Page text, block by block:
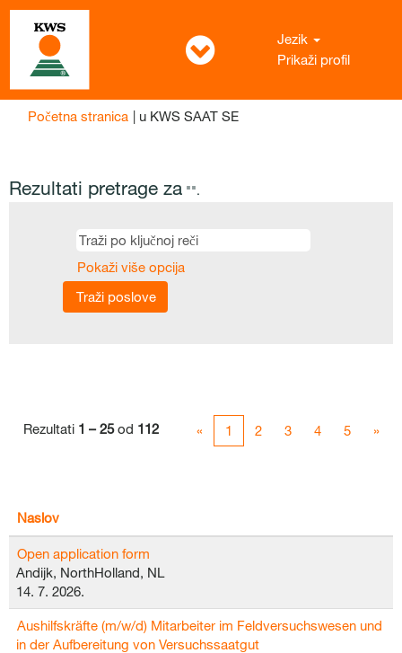
Jezik
Prikaži profil
Početna stranica | u KWS SAAT SE(trenutna
Rezultati pretrage za "".
Pokaži više opcija
Rezultati 1 – 25od 112 « 1 2 3 4 5 »
Naslov
Open application form
Andijk, NorthHolland, NL
14. 7. 2026.
Aushilfskräfte (m/w/d) Mitarbeiter im Feldversuchswesen und
in der Aufbereitung von Versuchssaatgut